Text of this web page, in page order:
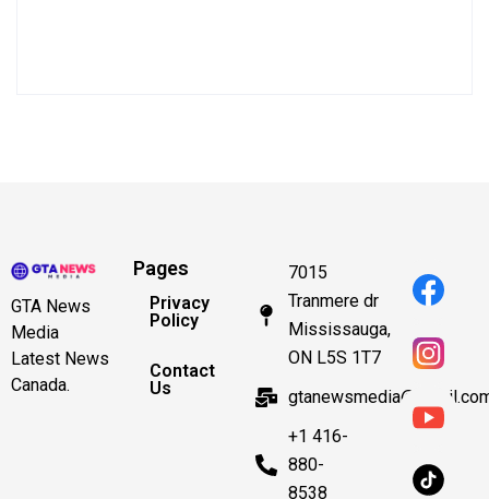
GTA News
Media
Latest News
Canada.
Pages
Privacy
Policy
Contact
Us
7015
Tranmere dr
Mississauga,
ON L5S 1T7
+1 416-
880-
8538